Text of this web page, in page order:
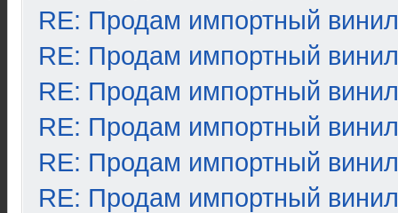
RE: Продам импортный винил
RE: Продам импортный винил
RE: Продам импортный винил
RE: Продам импортный винил
RE: Продам импортный винил
RE: Продам импортный винил